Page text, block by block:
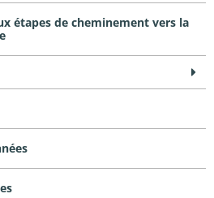
étapes de cheminement vers la